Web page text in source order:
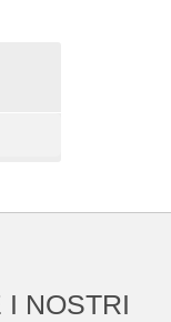
I NOSTRI